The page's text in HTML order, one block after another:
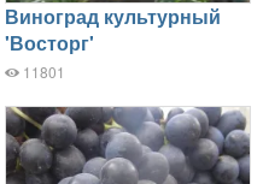
Виноград культурный
'Восторг'
11801